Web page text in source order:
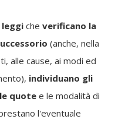
che verificano la
(anche, nella
alle cause, ai modi ed
individuano gli
quote e le modalità di
l'eventuale